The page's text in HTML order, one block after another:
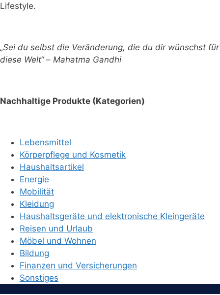
Lifestyle.
„Sei du selbst die Veränderung, die du dir wünschst für
diese Welt“ – Mahatma Gandhi
Nachhaltige Produkte (Kategorien)
Lebensmittel
Körperpflege und Kosmetik
Haushaltsartikel
Energie
Mobilität
Kleidung
Haushaltsgeräte und elektronische Kleingeräte
Reisen und Urlaub
Möbel und Wohnen
Bildung
Finanzen und Versicherungen
Sonstiges